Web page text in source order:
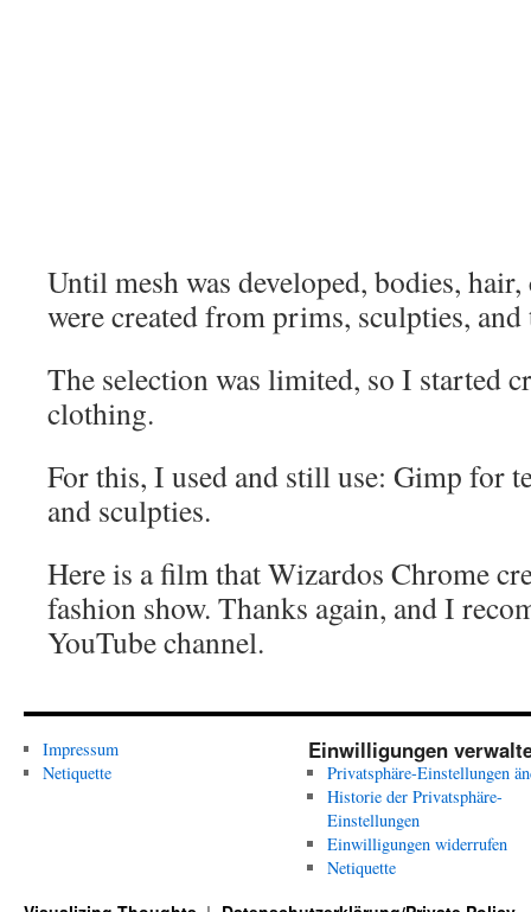
Until mesh was developed, bodies,
were created from prims, sculpties, and
The selection was limited, so I started
clothing.
For this, I used and still use: Gimp for
and sculpties.
Here is a film that Wizardos Chrome
fashion show. Thanks again, and I
YouTube channel.
Impressum
Netiquette
Einwilligungen
Privatsphäre-Einstellungen
Historie der Privatsphäre-
Einstellungen
Einwilligungen widerrufen
Netiquette